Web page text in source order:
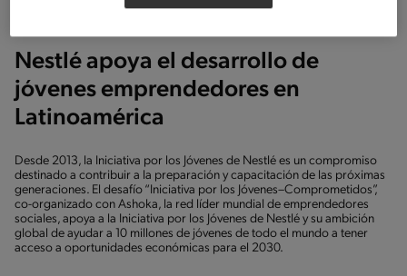
Nestlé apoya el desarrollo de
jóvenes emprendedores en
Latinoamérica
Desde 2013, la Iniciativa por los Jóvenes de Nestlé es un compromiso
destinado a contribuir a la preparación y capacitación de las próximas
generaciones. El desafío “Iniciativa por los Jóvenes–Comprometidos”,
co-organizado con Ashoka, la red líder mundial de emprendedores
sociales, apoya a la Iniciativa por los Jóvenes de Nestlé y su ambición
global de ayudar a 10 millones de jóvenes de todo el mundo a tener
acceso a oportunidades económicas para el 2030.